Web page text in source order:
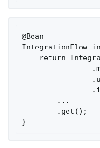
@Bean
IntegrationFlow
return
        ...
        .get();